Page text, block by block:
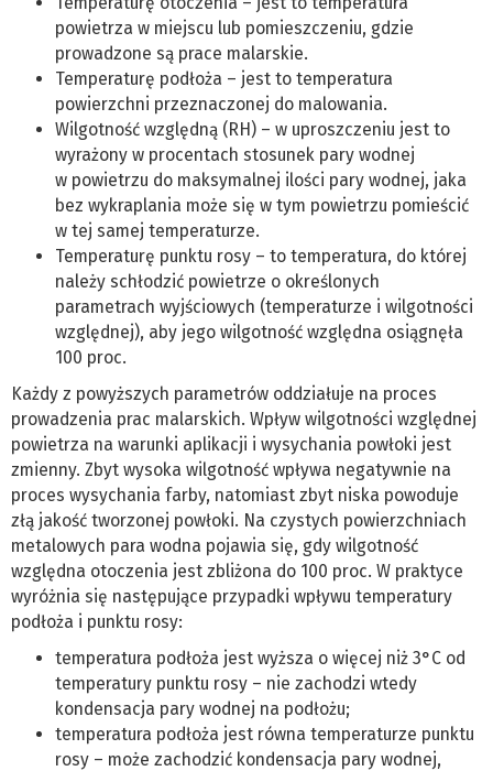
powietrza w miejscu lub pomieszczeniu, gdzie
prowadzone są prace malarskie.
Temperaturę podłoża – jest to temperatura
powierzchni przeznaczonej do malowania.
Wilgotność względną (RH) – w uproszczeniu jest to
wyrażony w procentach stosunek pary wodnej
w powietrzu do maksymalnej ilości pary wodnej, jaka
bez wykraplania może się w tym powietrzu pomieścić
w tej samej temperaturze.
Temperaturę punktu rosy – to temperatura, do której
należy schłodzić powietrze o określonych
parametrach wyjściowych (temperaturze i wilgotności
względnej), aby jego wilgotność względna osiągnęła
100 proc.
Każdy z powyższych parametrów oddziałuje na proces
prowadzenia prac malarskich. Wpływ wilgotności względnej
powietrza na warunki aplikacji i wysychania powłoki jest
zmienny. Zbyt wysoka wilgotność wpływa negatywnie na
proces wysychania farby, natomiast zbyt niska powoduje
złą jakość tworzonej powłoki. Na czystych powierzchniach
metalowych para wodna pojawia się, gdy wilgotność
względna otoczenia jest zbliżona do 100 proc. W praktyce
wyróżnia się następujące przypadki wpływu temperatury
podłoża i punktu rosy:
temperatura podłoża jest wyższa o więcej niż 3°C od
temperatury punktu rosy – nie zachodzi wtedy
kondensacja pary wodnej na podłożu;
temperatura podłoża jest równa temperaturze punktu
rosy – może zachodzić kondensacja pary wodnej,